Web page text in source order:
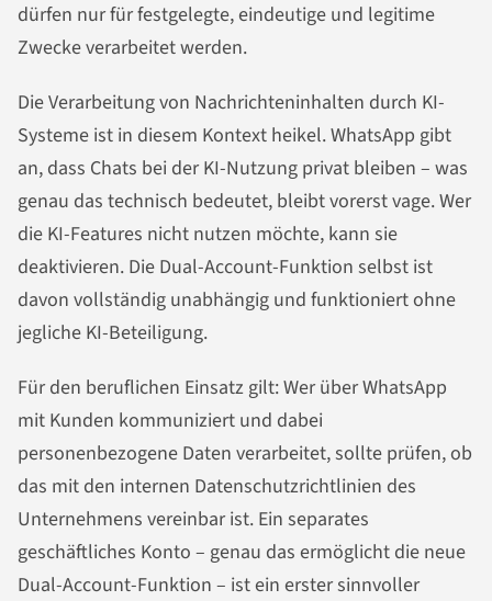
dürfen nur für festgelegte, eindeutige und legitime
Zwecke verarbeitet werden.
Die Verarbeitung von Nachrichteninhalten durch KI-
Systeme ist in diesem Kontext heikel. WhatsApp gibt
an, dass Chats bei der KI-Nutzung privat bleiben – was
genau das technisch bedeutet, bleibt vorerst vage. Wer
die KI-Features nicht nutzen möchte, kann sie
deaktivieren. Die Dual-Account-Funktion selbst ist
davon vollständig unabhängig und funktioniert ohne
jegliche KI-Beteiligung.
Für den beruflichen Einsatz gilt: Wer über WhatsApp
mit Kunden kommuniziert und dabei
personenbezogene Daten verarbeitet, sollte prüfen, ob
das mit den internen Datenschutzrichtlinien des
Unternehmens vereinbar ist. Ein separates
geschäftliches Konto – genau das ermöglicht die neue
Dual-Account-Funktion – ist ein erster sinnvoller